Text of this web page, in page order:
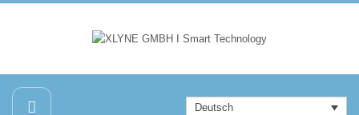
Deutsch